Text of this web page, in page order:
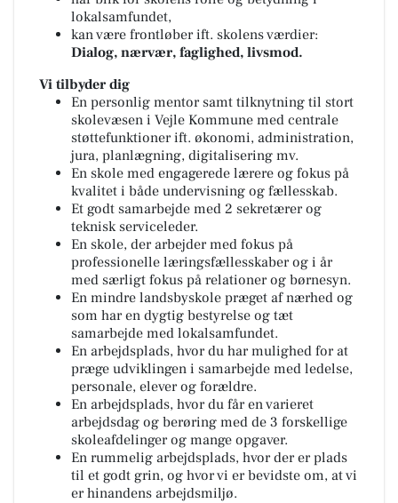
lokalsamfundet,
kan være frontløber ift. skolens værdier:
Dialog, nærvær, faglighed, livsmod.
Vi tilbyder dig
En personlig mentor samt tilknytning til stort
skolevæsen i Vejle Kommune med centrale
støttefunktioner ift. økonomi, administration,
jura, planlægning, digitalisering mv.
En skole med engagerede lærere og fokus på
kvalitet i både undervisning og fællesskab.
Et godt samarbejde med 2 sekretærer og
teknisk serviceleder.
En skole, der arbejder med fokus på
professionelle læringsfællesskaber og i år
med særligt fokus på relationer og børnesyn.
En mindre landsbyskole præget af nærhed og
som har en dygtig bestyrelse og tæt
samarbejde med lokalsamfundet.
En arbejdsplads, hvor du har mulighed for at
præge udviklingen i samarbejde med ledelse,
personale, elever og forældre.
En arbejdsplads, hvor du får en varieret
arbejdsdag og berøring med de 3 forskellige
skoleafdelinger og mange opgaver.
En rummelig arbejdsplads, hvor der er plads
til et godt grin, og hvor vi er bevidste om, at vi
er hinandens arbejdsmiljø.